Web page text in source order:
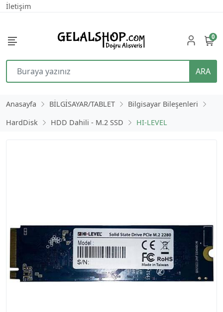
İletişim
ARA
0
Anasayfa BİLGİSAYAR/TABLET
Bilgisayar Bileşenleri
HardDisk
HDD Dahili - M.2 SSD HI-LEVEL